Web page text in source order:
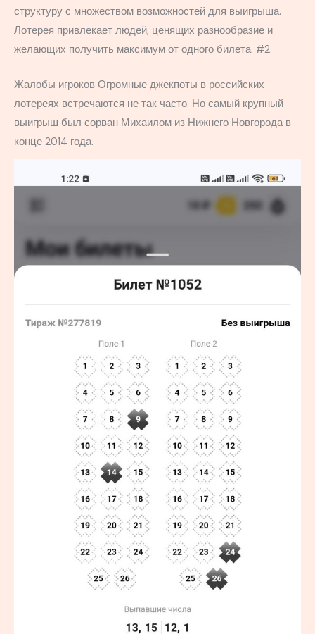
структуру с множеством возможностей для выигрыша.
Лотерея привлекает людей, ценящих разнообразие и
желающих получить максимум от одного билета. #2.
Жалобы игроков Огромные джекпоты в российских
лотереях встречаются не так часто. Но самый крупный
выигрыш был сорван Михаилом из Нижнего Новгорода в
конце 2014 года.